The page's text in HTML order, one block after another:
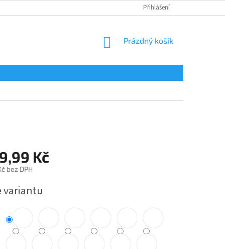
Přihlášení
NÁKUPNÍ
Prázdný košík
Kč
bez DPH
variantu